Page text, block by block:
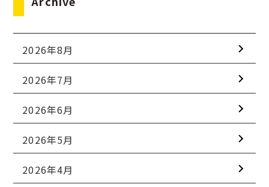
2026年8月
2026年7月
2026年6月
2026年5月
2026年4月